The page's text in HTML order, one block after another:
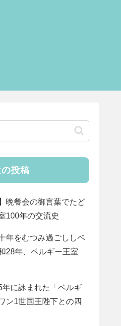
投稿
晩餐会の御言葉でたど
100年の交流史
年をむつみ過ごししベ
年、ベルギー王室
年に詠まれた「ベルギ
1世国王陛下との四